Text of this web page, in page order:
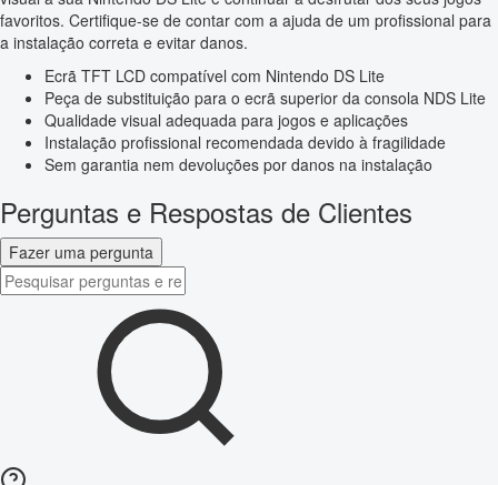
favoritos. Certifique-se de contar com a ajuda de um profissional para
a instalação correta e evitar danos.
Ecrã TFT LCD compatível com Nintendo DS Lite
Peça de substituição para o ecrã superior da consola NDS Lite
Qualidade visual adequada para jogos e aplicações
Instalação profissional recomendada devido à fragilidade
Sem garantia nem devoluções por danos na instalação
Perguntas e Respostas de Clientes
Fazer uma pergunta